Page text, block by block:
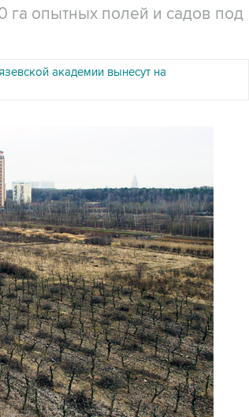
га опытных полей и садов под
академии вынесут на